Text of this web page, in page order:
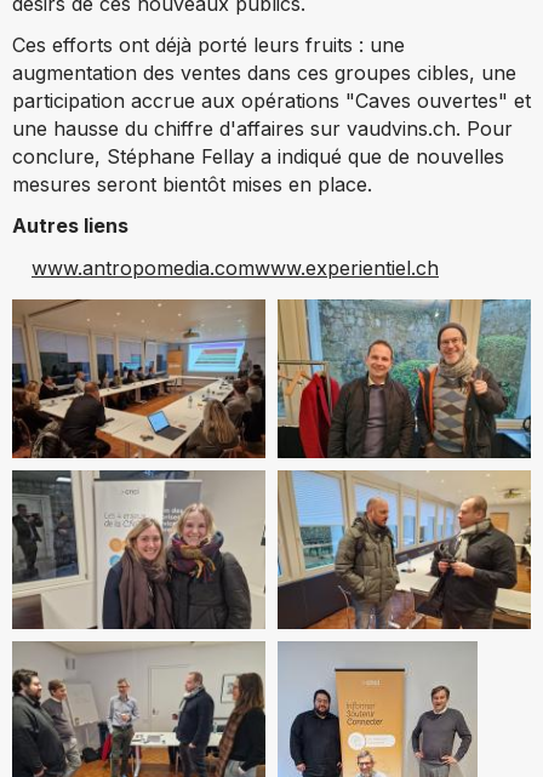
Ces efforts ont déjà porté leurs fruits : une
augmentation des ventes dans ces groupes cibles, une
participation accrue aux opérations "Caves ouvertes" et
une hausse du chiffre d'affaires sur vaudvins.ch. Pour
conclure, Stéphane Fellay a indiqué que de nouvelles
mesures seront bientôt mises en place.
Autres liens
www.antropomedia.comwww.experientiel.ch